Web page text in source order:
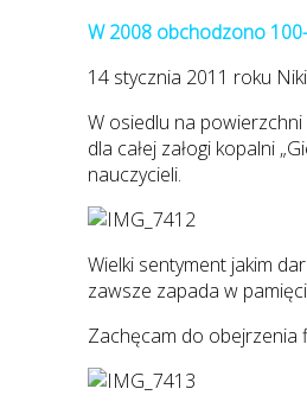
W 2008 obchodzono
14 stycznia 2011 roku
W osiedlu na powierzchni
dla całej załogi kopalni
nauczycieli.
Wielki sentyment jakim
zawsze zapada w
Zachęcam do obejrzenia